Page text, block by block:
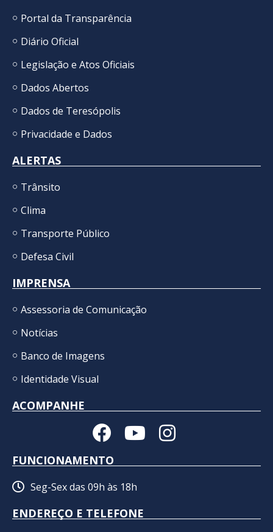
Portal da Transparência
Diário Oficial
Legislação e Atos Oficiais
Dados Abertos
Dados de Teresópolis
Privacidade e Dados
ALERTAS
Trânsito
Clima
Transporte Público
Defesa Civil
IMPRENSA
Assessoria de Comunicação
Notícias
Banco de Imagens
Identidade Visual
ACOMPANHE
FUNCIONAMENTO
Seg-Sex das 09h às 18h
ENDEREÇO E TELEFONE